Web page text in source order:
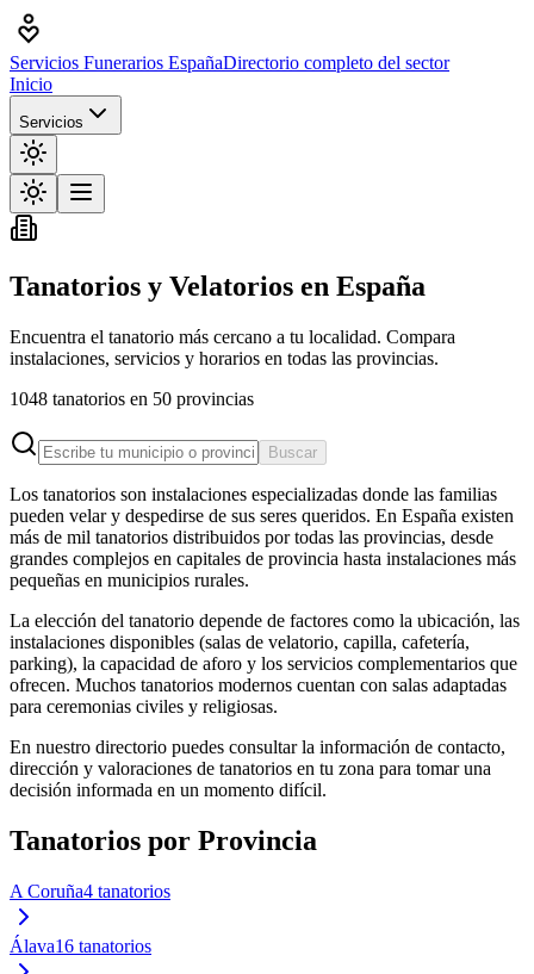
Servicios Funerarios EspañaDirectorio completo del sector
Inicio
Servicios
Tanatorios y Velatorios en España
Encuentra el tanatorio más cercano a tu localidad. Compara
instalaciones, servicios y horarios en todas las provincias.
1048 tanatorios en 50 provincias
Buscar
Los tanatorios son instalaciones especializadas donde las familias
pueden velar y despedirse de sus seres queridos. En España existen
más de mil tanatorios distribuidos por todas las provincias, desde
grandes complejos en capitales de provincia hasta instalaciones más
pequeñas en municipios rurales.
La elección del tanatorio depende de factores como la ubicación, las
instalaciones disponibles (salas de velatorio, capilla, cafetería,
parking), la capacidad de aforo y los servicios complementarios que
ofrecen. Muchos tanatorios modernos cuentan con salas adaptadas
para ceremonias civiles y religiosas.
En nuestro directorio puedes consultar la información de contacto,
dirección y valoraciones de tanatorios en tu zona para tomar una
decisión informada en un momento difícil.
Tanatorios por Provincia
A Coruña4 tanatorios
Álava16 tanatorios